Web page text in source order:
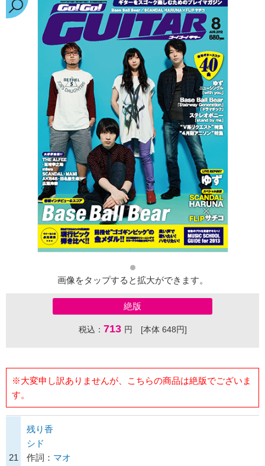
画像をタップすると拡大ができます。
絶版
税込： 713 円 [本体 648円]
※大変申し訳ありませんが、こちらの商品は絶版でございま
す。
21
残り香
シド
作詞： マオ